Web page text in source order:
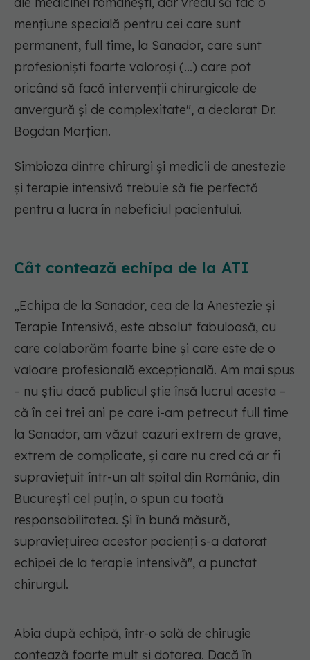
mențiune specială pentru cei care sunt
permanent, full time, la Sanador, care sunt
profesioniști foarte valoroși (...) care pot
oricând să facă intervenții chirurgicale de
anvergură și de complexitate", a declarat Dr.
Bogdan Marțian.
Simbioza dintre chirurgi și medicii de anestezie
și terapie intensivă trebuie să fie perfectă
pentru a lucra în nebeficiul pacientului.
Cât contează echipa de la ATI
„Echipa de la Sanador, cea de la Anestezie și
Terapie Intensivă, este absolut fabuloasă, cu
care colaborăm foarte bine și care este de o
valoare profesională excepțională. Am mai spus
– nu știu dacă publicul știe însă lucrul acesta –
că în cei trei ani pe care i-am petrecut full time
la Sanador, am văzut cazuri extrem de grave,
extrem de complicate, și care nu cred că ar fi
supraviețuit într-un alt spital din România, din
București cel puțin, o spun cu toată
responsabilitatea. Și în bună măsură,
supraviețuirea acestor pacienți s-a datorat
echipei de la terapie intensivă", a punctat
chirurgul.
Abia după echipă, într-o sală de chirugie
contează foarte mult și dotarea. Dacă în